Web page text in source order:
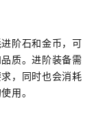
阶石和金币，可
质。进阶装备需
，同时也会消耗
用。